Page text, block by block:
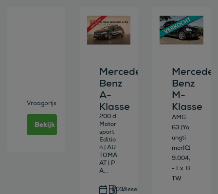
Vraagprijs
Bekijk deze auto
Bekijk deze auto
Mercedes-
Benz
A-
Klasse
200 d
Motor
sport
Editio
n | AU
TOMA
AT | P
A...
2017Diesel
Bekijk deze
Benz
M-
Klasse
AMG
63 |Yo
ungti
mer|€1
9.004,
- Ex. B
TW